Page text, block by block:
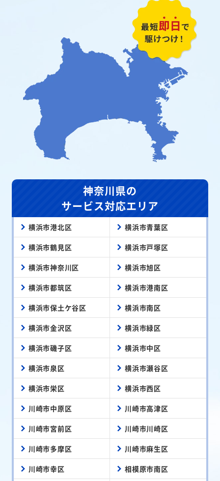
神奈川県の
サービス対応エリア
横浜市港北区 横浜市青葉区
横浜市鶴見区 横浜市戸塚区
横浜市神奈川区 横浜市旭区
横浜市都筑区 横浜市港南区
横浜市保土ケ谷区 横浜市南区
横浜市金沢区 横浜市緑区
横浜市磯子区 横浜市中区
横浜市泉区 横浜市瀬谷区
横浜市栄区 横浜市西区
川崎市中原区 川崎市高津区
川崎市宮前区 川崎市川崎区
川崎市多摩区 川崎市麻生区
川崎市幸区 相模原市南区